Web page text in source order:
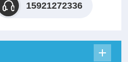
15921272336